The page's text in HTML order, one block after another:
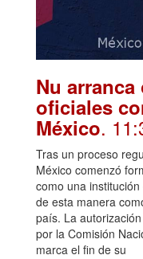
Nu
oficiales
México.
Tras un proceso
México comenzó
como una
de esta manera
país. La
por la Comisión
marca el fin de su